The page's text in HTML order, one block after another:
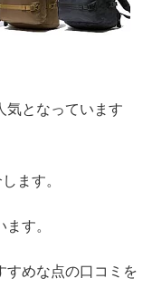
気となっています
ます。
す。
すめな点の口コミを